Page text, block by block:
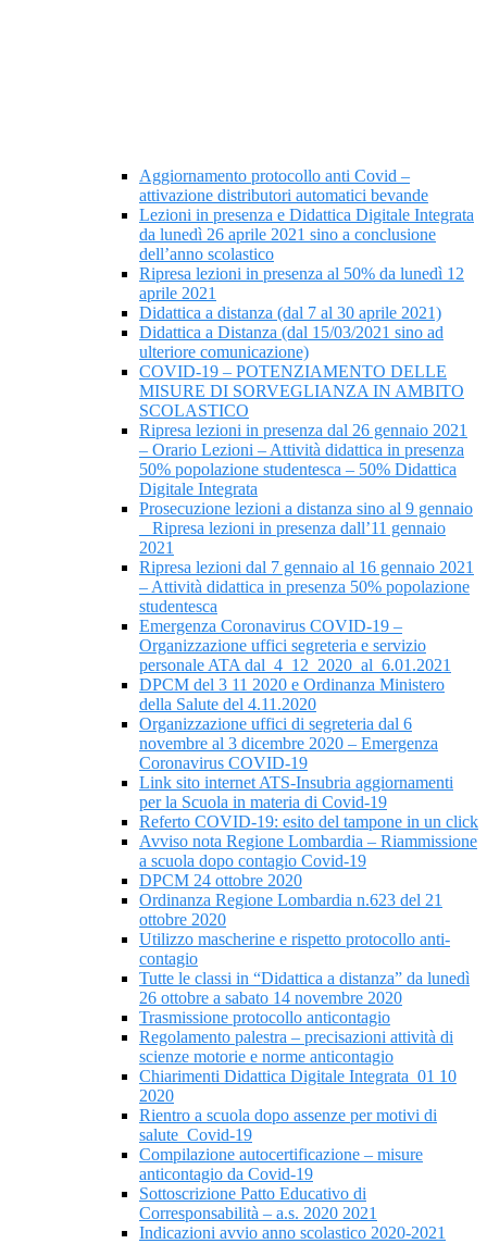
Aggiornamento protocollo anti Covid –
attivazione distributori automatici bevande
Lezioni in presenza e Didattica Digitale Integrata
da lunedì 26 aprile 2021 sino a conclusione
dell’anno scolastico
Ripresa lezioni in presenza al 50% da lunedì 12
aprile 2021
Didattica a distanza (dal 7 al 30 aprile 2021)
Didattica a Distanza (dal 15/03/2021 sino ad
ulteriore comunicazione)
COVID-19 – POTENZIAMENTO DELLE
MISURE DI SORVEGLIANZA IN AMBITO
SCOLASTICO
Ripresa lezioni in presenza dal 26 gennaio 2021
– Orario Lezioni – Attività didattica in presenza
50% popolazione studentesca – 50% Didattica
Digitale Integrata
Prosecuzione lezioni a distanza sino al 9 gennaio
_ Ripresa lezioni in presenza dall’11 gennaio
2021
Ripresa lezioni dal 7 gennaio al 16 gennaio 2021
– Attività didattica in presenza 50% popolazione
studentesca
Emergenza Coronavirus COVID-19 –
Organizzazione uffici segreteria e servizio
personale ATA dal_4_12_2020_al_6.01.2021
DPCM del 3 11 2020 e Ordinanza Ministero
della Salute del 4.11.2020
Organizzazione uffici di segreteria dal 6
novembre al 3 dicembre 2020 – Emergenza
Coronavirus COVID-19
Link sito internet ATS-Insubria aggiornamenti
per la Scuola in materia di Covid-19
Referto COVID-19: esito del tampone in un click
Avviso nota Regione Lombardia – Riammissione
a scuola dopo contagio Covid-19
DPCM 24 ottobre 2020
Ordinanza Regione Lombardia n.623 del 21
ottobre 2020
Utilizzo mascherine e rispetto protocollo anti-
contagio
Tutte le classi in “Didattica a distanza” da lunedì
26 ottobre a sabato 14 novembre 2020
Trasmissione protocollo anticontagio
Regolamento palestra – precisazioni attività di
scienze motorie e norme anticontagio
Chiarimenti Didattica Digitale Integrata_01 10
2020
Rientro a scuola dopo assenze per motivi di
salute_Covid-19
Compilazione autocertificazione – misure
anticontagio da Covid-19
Sottoscrizione Patto Educativo di
Corresponsabilità – a.s. 2020 2021
Indicazioni avvio anno scolastico 2020-2021